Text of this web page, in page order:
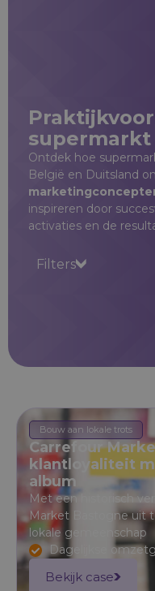
supermarkt
Ontdek hoe
België en Duitsland
inspireren door
activaties en de
Filters
Bouw aan lokale trots
Carrefour
klantloyaliteit
album
Met een historisch
Market Bastogne uit
lokale gemeenschap
Dagelijkse
Bekijk case